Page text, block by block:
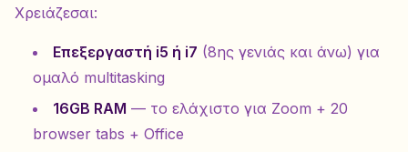
Χρειάζεσαι:
Επεξεργαστή i5 ή i7 (8ης γενιάς και άνω) για
ομαλό multitasking
16GB RAM — το ελάχιστο για Zoom + 20
browser tabs + Office